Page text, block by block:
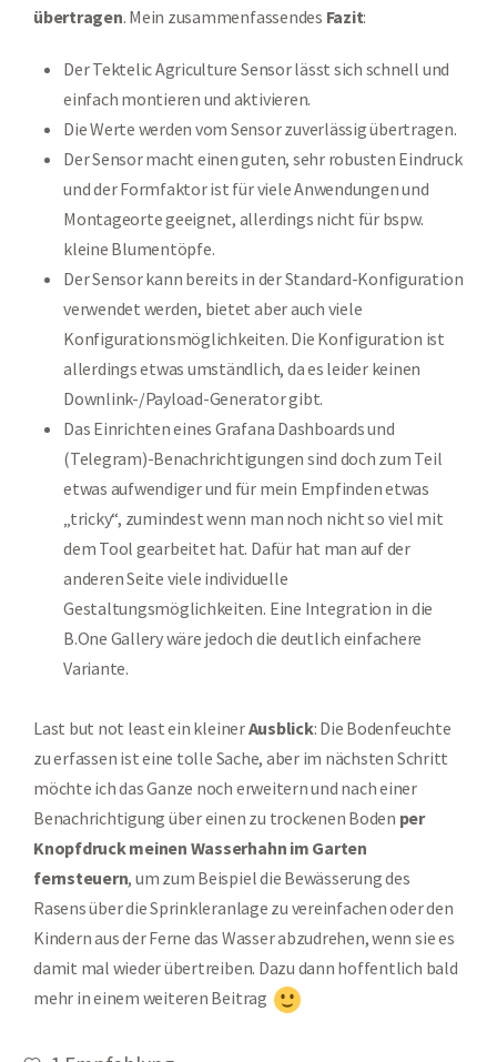
übertragen. Mein zusammenfassendes Fazit:
Der Tektelic Agriculture Sensor lässt sich schnell und
einfach montieren und aktivieren.
Die Werte werden vom Sensor zuverlässig übertragen.
Der Sensor macht einen guten, sehr robusten Eindruck
und der Formfaktor ist für viele Anwendungen und
Montageorte geeignet, allerdings nicht für bspw.
kleine Blumentöpfe.
Der Sensor kann bereits in der Standard-Konfiguration
verwendet werden, bietet aber auch viele
Konfigurationsmöglichkeiten. Die Konfiguration ist
allerdings etwas umständlich, da es leider keinen
Downlink-/Payload-Generator gibt.
Das Einrichten eines Grafana Dashboards und
(Telegram)-Benachrichtigungen sind doch zum Teil
etwas aufwendiger und für mein Empfinden etwas
„tricky“, zumindest wenn man noch nicht so viel mit
dem Tool gearbeitet hat. Dafür hat man auf der
anderen Seite viele individuelle
Gestaltungsmöglichkeiten. Eine Integration in die
B.One Gallery wäre jedoch die deutlich einfachere
Variante.
Last but not least ein kleinerAusblick: Die Bodenfeuchte
zu erfassen ist eine tolle Sache, aber im nächsten Schritt
möchte ich das Ganze noch erweitern und nach einer
Benachrichtigung über einen zu trockenen Boden per
Knopfdruck meinen Wasserhahn im Garten
fernsteuern, um zum Beispiel die Bewässerung des
Rasens über die Sprinkleranlage zu vereinfachen oder den
Kindern aus der Ferne das Wasser abzudrehen, wenn sie es
damit mal wieder übertreiben. Dazu dann hoffentlich bald
mehr in einem weiteren Beitrag